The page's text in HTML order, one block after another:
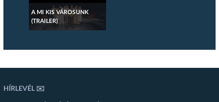
A MI KIS VÁROSUNK
(TRAILER)
HÍRLEVÉL ✉️